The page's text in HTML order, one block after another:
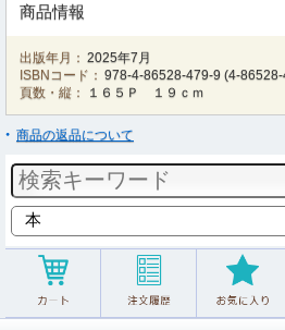
商品情報
出版年月： 2025年7月
ISBNコード： 978-4-86528-479-9 (4-
頁数・縦：
１６５Ｐ １９ｃｍ
商品の返品について